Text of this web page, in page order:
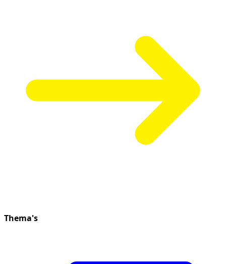
Thema's